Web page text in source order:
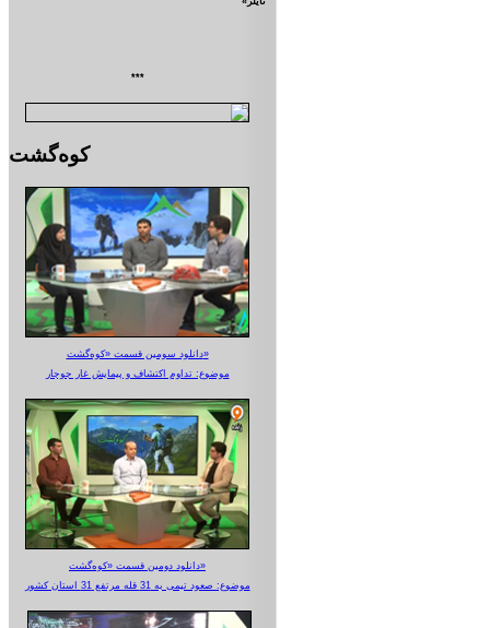
***
کوه‌گشت
دانلود سومین قسمت «کوه‌گشت»
موضوع: تداوم اکتشاف و پیمایش غار جوجار
دانلود دومین قسمت «کوه‌گشت»
موضوع: صعود تیمی به 31 قله مرتفع 31 استان کشور